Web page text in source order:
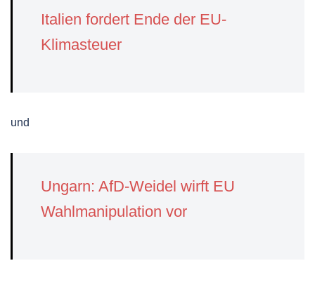
Italien fordert Ende der EU-
Klimasteuer
und
Ungarn: AfD-Weidel wirft EU
Wahlmanipulation vor